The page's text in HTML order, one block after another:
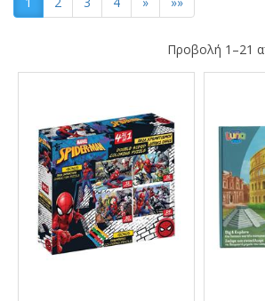
Προβολή 1–21
Αποτελέσματα